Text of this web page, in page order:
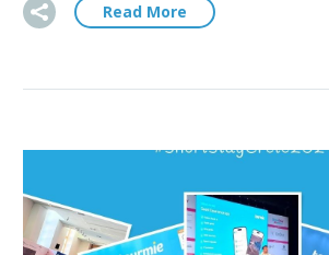
Read More